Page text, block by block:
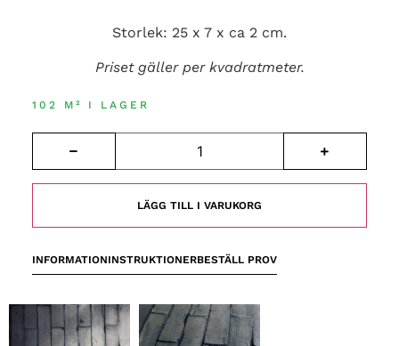
Storlek: 25 x 7 x ca 2 cm.
Priset gäller per kvadratmeter.
102 M² I LAGER
LÄGG TILL I VARUKORG
INFORMATIONINSTRUKTIONERBESTÄLL PROV